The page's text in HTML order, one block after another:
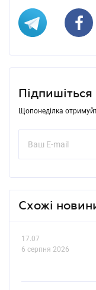
Щопонеділка
Схожі
17.07
6 серпня 2026